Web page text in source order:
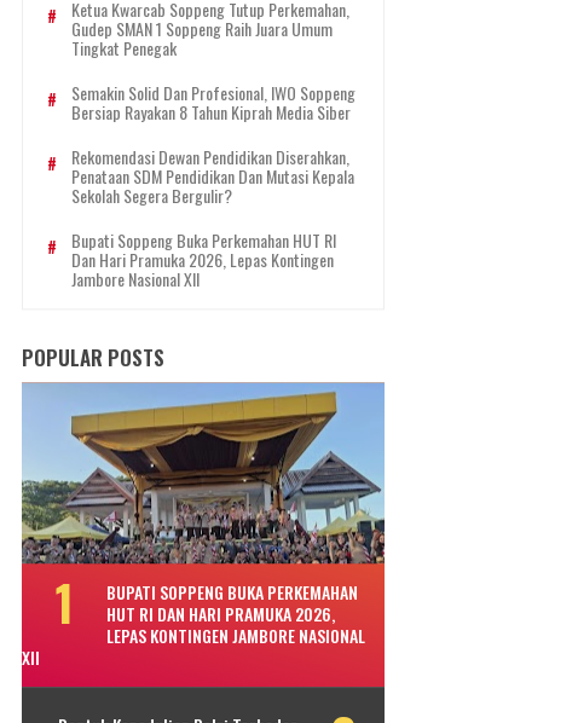
Ketua Kwarcab Soppeng Tutup Perkemahan,
Gudep SMAN 1 Soppeng Raih Juara Umum
Tingkat Penegak
Semakin Solid Dan Profesional, IWO Soppeng
Bersiap Rayakan 8 Tahun Kiprah Media Siber
Rekomendasi Dewan Pendidikan Diserahkan,
Penataan SDM Pendidikan Dan Mutasi Kepala
Sekolah Segera Bergulir?
Bupati Soppeng Buka Perkemahan HUT RI
Dan Hari Pramuka 2026, Lepas Kontingen
Jambore Nasional XII
POPULAR POSTS
BUPATI SOPPENG BUKA PERKEMAHAN
HUT RI DAN HARI PRAMUKA 2026,
LEPAS KONTINGEN JAMBORE NASIONAL
XII